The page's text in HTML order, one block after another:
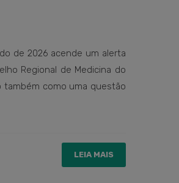
de 2026 acende um alerta
Regional de Medicina do
também como uma questão
LEIA MAIS